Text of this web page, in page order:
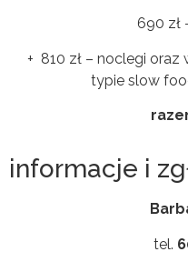
690 zł
+ 810 zł – noclegi
typie slow
informacje i
tel.